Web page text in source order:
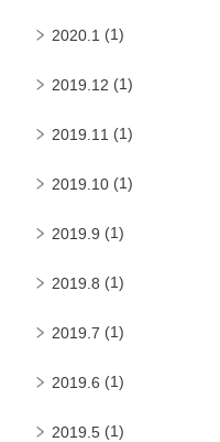
2020.1 (1)
2019.12 (1)
2019.11 (1)
2019.10 (1)
2019.9 (1)
2019.8 (1)
2019.7 (1)
2019.6 (1)
2019.5 (1)